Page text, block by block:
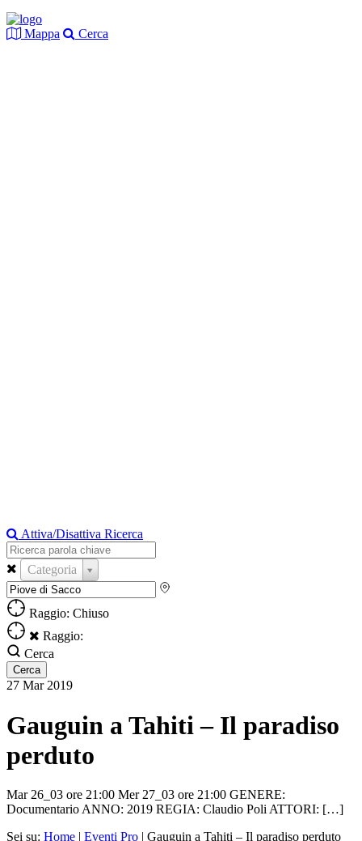
Mappa Cerca
Attiva/Disattiva Ricerca
Categoria
Raggio: Chiuso
Raggio:
Cerca
27 Mar 2019
Gauguin a Tahiti – Il paradiso
perduto
Mar 26_03 ore 21:00 Mer 27_03 ore 21:00 GENERE:
Documentario ANNO: 2019 REGIA: Claudio Poli ATTORI: […]
Sei su: Home | Eventi Pro | Gauguin a Tahiti – Il paradiso perduto